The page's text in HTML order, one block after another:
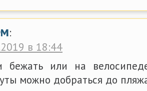
:
в 18:44
бежать или на
можно добраться до